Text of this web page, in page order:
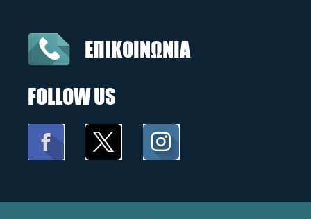
ΕΠΙΚΟΙΝΩΝΙΑ
FOLLOW US